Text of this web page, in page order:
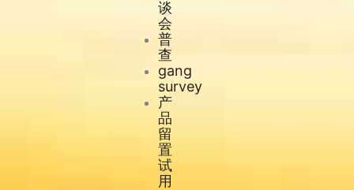
谈
会
普
查
gang
survey
产
品
留
置
试
用